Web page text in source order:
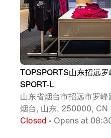
TOPSPORTS山东招远
SPORT-L
山东省烟台市招远市罗
烟台, 山东, 250000, CN
Closed • Opens at